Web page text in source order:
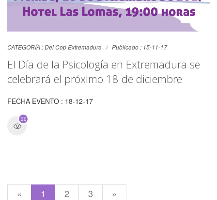
CATEGORÍA :Del Cop Extremadura Publicado : 15-11-17
El Día de la Psicología en Extremadura se
celebrará el próximo 18 de diciembre
FECHA EVENTO : 18-12-17
3013
« 1 2 3 »